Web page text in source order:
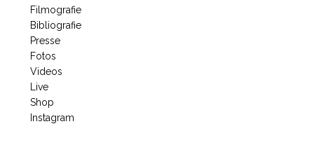
Filmografie
Bibliografie
Presse
Fotos
Videos
Live
Shop
Instagram